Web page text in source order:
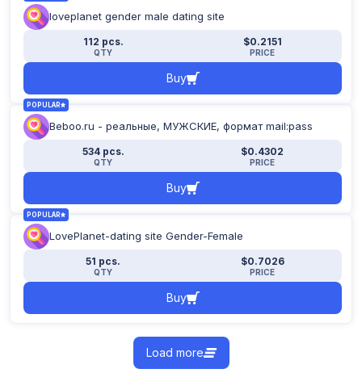
loveplanet gender male dating site
112 pcs.
QTY
$0.2151
PRICE
Buy
POPULAR
Beboo.ru - реальные, МУЖСКИЕ, формат mail:pass
534 pcs.
QTY
$0.4302
PRICE
Buy
POPULAR
LovePlanet-dating site Gender-Female
51 pcs.
QTY
$0.7026
PRICE
Buy
Load more